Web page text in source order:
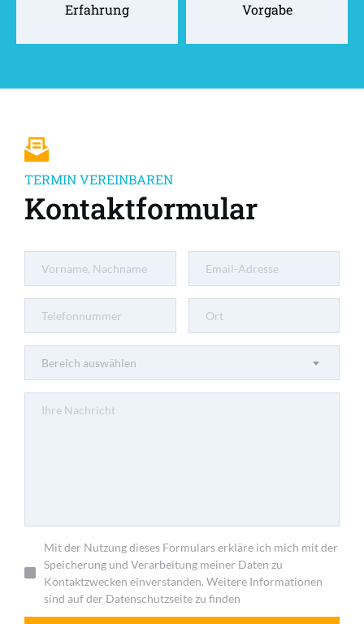
Erfahrung
Vorgabe
TERMIN VEREINBAREN
Kontaktformular
Bereich auswählen
Mit der Nutzung dieses Formulars erkläre ich mich mit der
Speicherung und Verarbeitung meiner Daten zu
Kontaktzwecken einverstanden. Weitere Informationen
sind auf der Datenschutzseite zu finden